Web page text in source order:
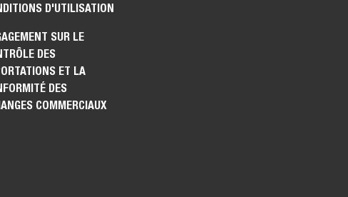
D'UTILISATION
SUR LE
DES
ET LA
DES
COMMERCIAUX